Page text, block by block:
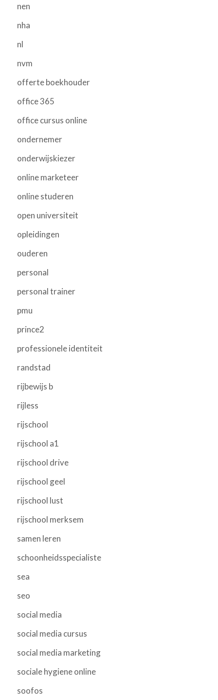
nen
nha
nl
nvm
offerte boekhouder
office 365
office cursus online
ondernemer
onderwijskiezer
online marketeer
online studeren
open universiteit
opleidingen
ouderen
personal
personal trainer
pmu
prince2
professionele identiteit
randstad
rijbewijs b
rijless
rijschool
rijschool a1
rijschool drive
rijschool geel
rijschool lust
rijschool merksem
samen leren
schoonheidsspecialiste
sea
seo
social media
social media cursus
social media marketing
sociale hygiene online
soofos